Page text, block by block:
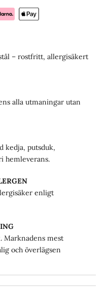
– rostfritt, allergisäkert
alla utmaningar utan
kedja, putsduk,
hemleverans.
enligt
Marknadens mest
och överlägsen